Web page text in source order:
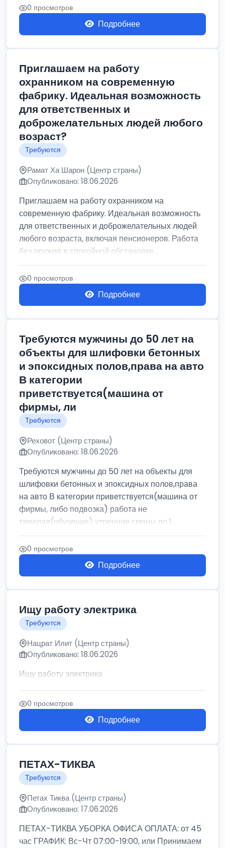
0 просмотров
Подробнее
Приглашаем на работу
охранником на современную
фабрику. Идеальная возможность
для ответственных и
доброжелательных людей любого
возраст?
Требуются
Рамат Ха Шарон (Центр страны)
Опубликовано: 18.06.2026
Приглашаем на работу охранником на
современную фабрику. Идеальная возможность
для ответственных и доброжелательных людей
любого возраста, включая пенсионеров. Работа
без оружия в спокойной обстановке....
0 просмотров
Подробнее
Требуются мужчины до 50 лет на
объекты для шлифовки бетонных
и эпоксидных полов,права на авто
В категории
приветствуется(машина от
фирмы, ли
Требуются
Реховот (Центр страны)
Опубликовано: 18.06.2026
Требуются мужчины до 50 лет на объекты для
шлифовки бетонных и эпоксидных полов,права
на авто В категории приветствуется(машина от
фирмы, либо подвозка) работа не
тяжелая(обучение) утренние смены по 1...
0 просмотров
Подробнее
Ищу работу электрика
Требуются
Нацрат Илит (Центр страны)
Опубликовано: 18.06.2026
Ищу работу электрика
0 просмотров
Подробнее
ПЕТАХ-ТИКВА
Требуются
Петах Тиква (Центр страны)
Опубликовано: 17.06.2026
ПЕТАХ-ТИКВА УБОРКА ОФИСА ОПЛАТА: от 45
час ГРАФИК: Вс-Чт 07:00-19:00, или Принимаем